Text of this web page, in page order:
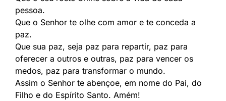
pessoa.
Que o Senhor te olhe com amor e te conceda a
paz.
Que sua paz, seja paz para repartir, paz para
oferecer a outros e outras, paz para vencer os
medos, paz para transformar o mundo.
Assim o Senhor te abençoe, em nome do Pai, do
Filho e do Espírito Santo. Amém!